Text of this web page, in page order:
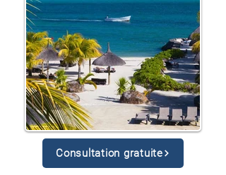
Consultation gratuite